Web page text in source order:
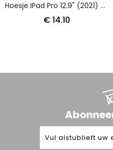
Hoesje IPad Pro 12.9" (2021) (2020) (2018) Flexibele Vellen Bescherming Hoesje
€ 14.10